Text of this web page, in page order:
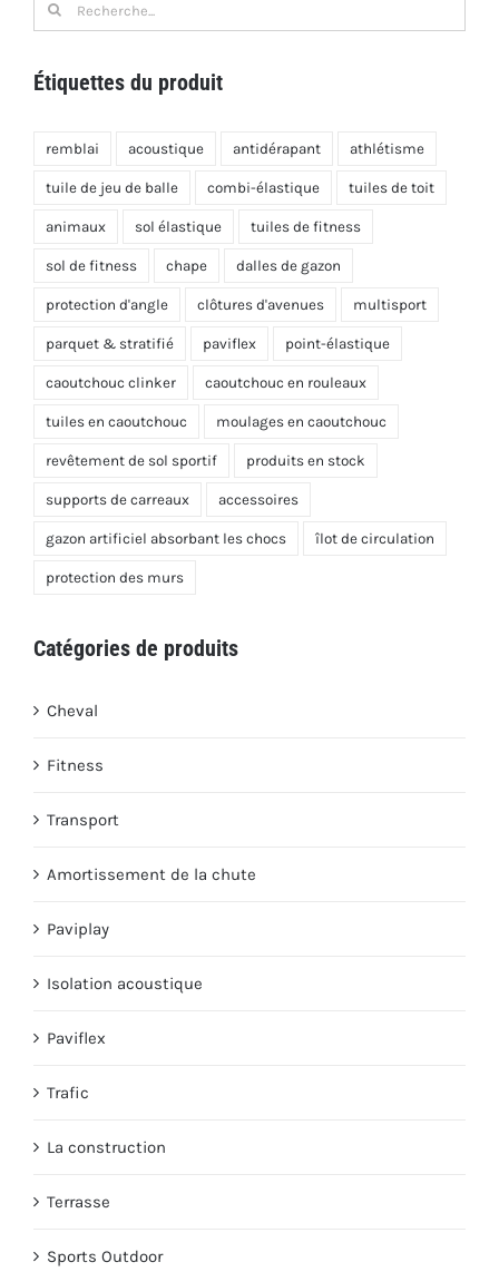
de
Étiquettes du produit
remblai acoustique antidérapant athlétisme
tuile de jeu de balle combi-élastique tuiles de toit
animaux sol élastique tuiles de fitness
sol de fitness chape dalles de gazon
protection d'angle clôtures d'avenues multisport
parquet & stratifié paviflex point-élastique
caoutchouc clinker caoutchouc en rouleaux
tuiles en caoutchouc moulages en caoutchouc
revêtement de sol sportif produits en stock
supports de carreaux accessoires
gazon artificiel absorbant les chocs îlot de circulation
protection des murs
Catégories de produits
Cheval
Fitness
Transport
Amortissement de la chute
Paviplay
Isolation acoustique
Paviflex
Trafic
La construction
Terrasse
Sports Outdoor